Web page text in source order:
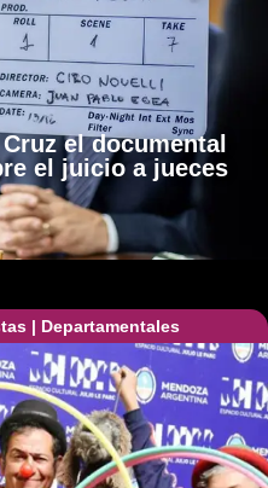
el documental
el juicio a jueces
| Departamentales